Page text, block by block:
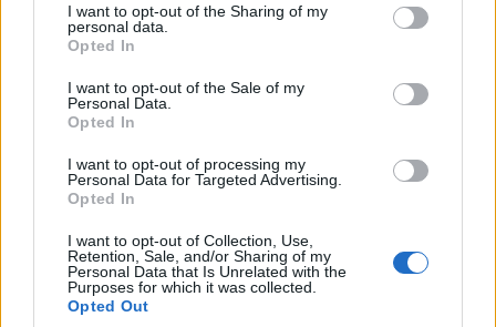
not limited to your visit or usage behaviour. You may click to
grant or deny consent to Google and its third-party tags to
use your data for below specified purposes in below Google
consent section.
I want to opt-out of the Sharing of my
personal data.
Opted In
I want to opt-out of the Sale of my
Personal Data.
Opted In
I want to opt-out of processing my
Personal Data for Targeted Advertising.
Opted In
I want to opt-out of Collection, Use,
Retention, Sale, and/or Sharing of my
Personal Data that Is Unrelated with the
Purposes for which it was collected.
Opted Out
Cumhurbaşkanı Erdoğan, Mor Efrem Süryani Kadim
Ortodoks Kilisesi açılış töreninde konuşuyor
«Τονίζουμε ότι θα πρέπει να αποφευχθούν τυχόν
τα εμβαθύνουν», συμπλήρωσε.